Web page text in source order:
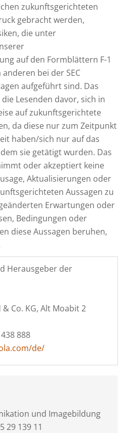
zukunftsgerichteten
gebracht werden,
die unter
auf den Formblättern F-1
bei der SEC
aufgeführt sind. Das
Lesenden davor, sich in
auf zukunftsgerichtete
da diese nur zum Zeitpunkt
haben/sich nur auf das
sie getätigt wurden. Das
oder akzeptiert keine
Aktualisierungen oder
Aussagen zu
Erwartungen oder
Bedingungen oder
diese Aussagen beruhen,
Herausgeber der
Co. KG, Alt Moabit 2
888
de/
und Imagebildung
29 139 11